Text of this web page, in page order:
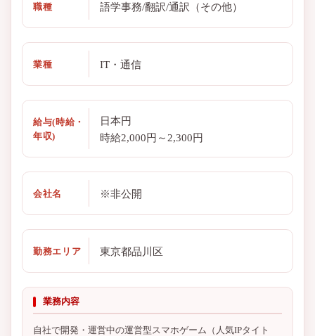
職種 語学事務/翻訳/通訳（その他）
業種 IT・通信
給与(時給・
年収)
日本円
時給2,000円～2,300円
会社名 ※非公開
勤務エリア 東京都品川区
業務内容
自社で開発・運営中の運営型スマホゲーム（人気IPタイト